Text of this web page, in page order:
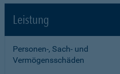
Leistung
Personen-, Sach- und
Vermögensschäden